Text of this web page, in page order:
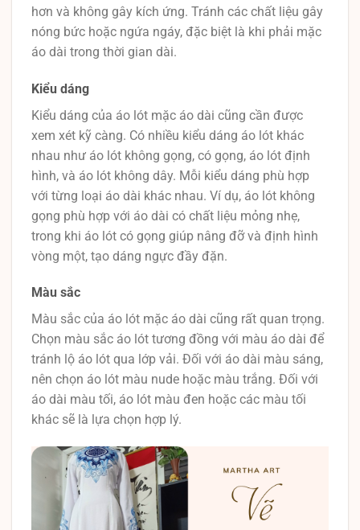
hơn và không gây kích ứng. Tránh các chất liệu gây
nóng bức hoặc ngứa ngáy, đặc biệt là khi phải mặc
áo dài trong thời gian dài.
Kiểu dáng
Kiểu dáng của áo lót mặc áo dài cũng cần được
xem xét kỹ càng. Có nhiều kiểu dáng áo lót khác
nhau như áo lót không gọng, có gọng, áo lót định
hình, và áo lót không dây. Mỗi kiểu dáng phù hợp
với từng loại áo dài khác nhau. Ví dụ, áo lót không
gọng phù hợp với áo dài có chất liệu mỏng nhẹ,
trong khi áo lót có gọng giúp nâng đỡ và định hình
vòng một, tạo dáng ngực đầy đặn.
Màu sắc
Màu sắc của áo lót mặc áo dài cũng rất quan trọng.
Chọn màu sắc áo lót tương đồng với màu áo dài để
tránh lộ áo lót qua lớp vải. Đối với áo dài màu sáng,
nên chọn áo lót màu nude hoặc màu trắng. Đối với
áo dài màu tối, áo lót màu đen hoặc các màu tối
khác sẽ là lựa chọn hợp lý.